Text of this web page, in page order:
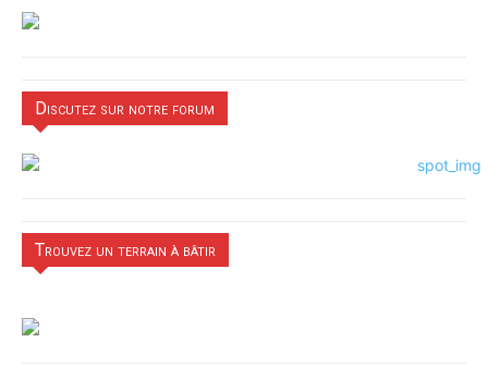
Discutez sur notre forum
Trouvez un terrain à bâtir